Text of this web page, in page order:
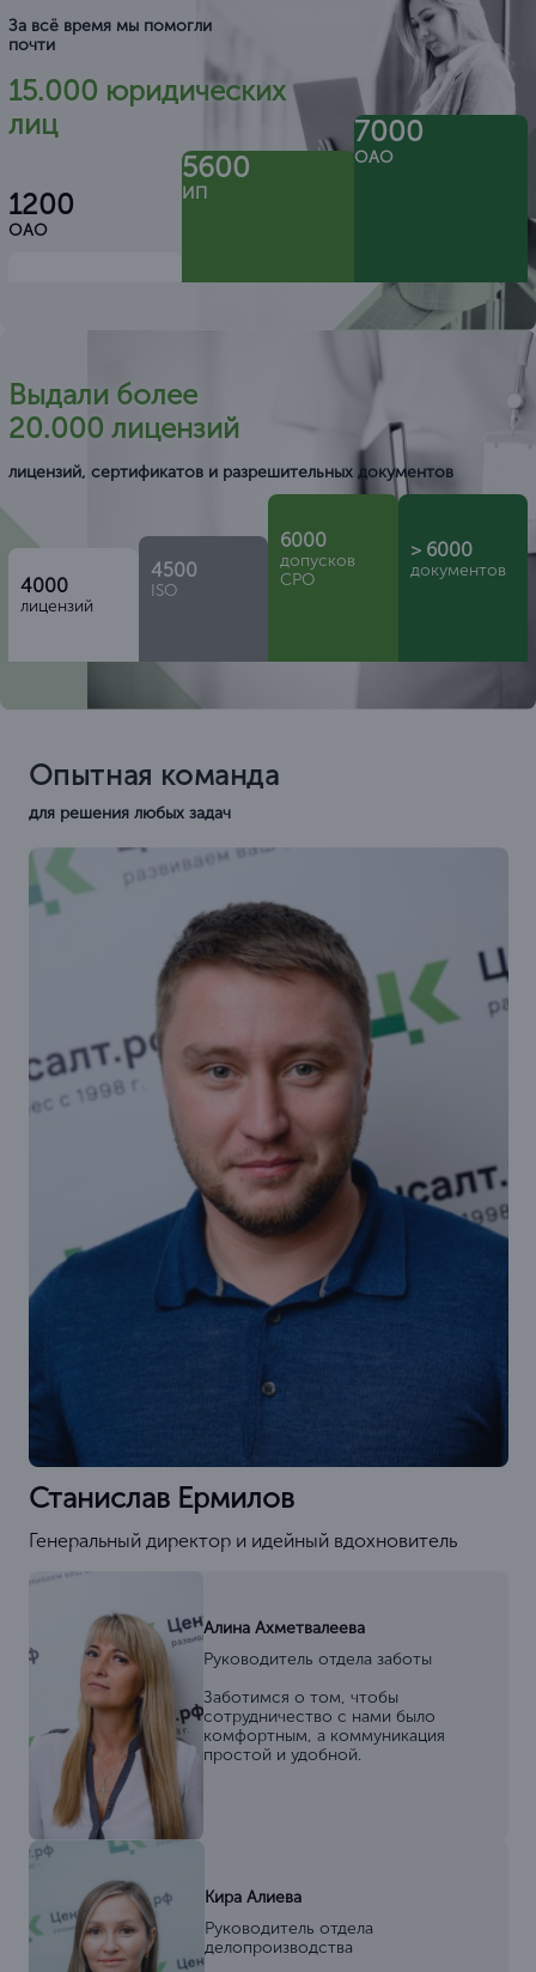
За всё время мы помогли
почти
15.000 юридических
лиц
1200
ОАО
5600
ИП
7000
ОАО
Выдали более
20.000 лицензий
лицензий, сертификатов и разрешительных документов
4000
лицензий
4500
ISO
6000
допусков
СРО
> 6000
документов
Опытная команда
для решения любых задач
Станислав Ермилов
Генеральный директор и идейный вдохновитель
Алина Ахметвалеева
Руководитель отдела заботы
Заботимся о том, чтобы
сотрудничество с нами было
комфортным, а коммуникация
простой и удобной.
Кира Алиева
Руководитель отдела
делопроизводства